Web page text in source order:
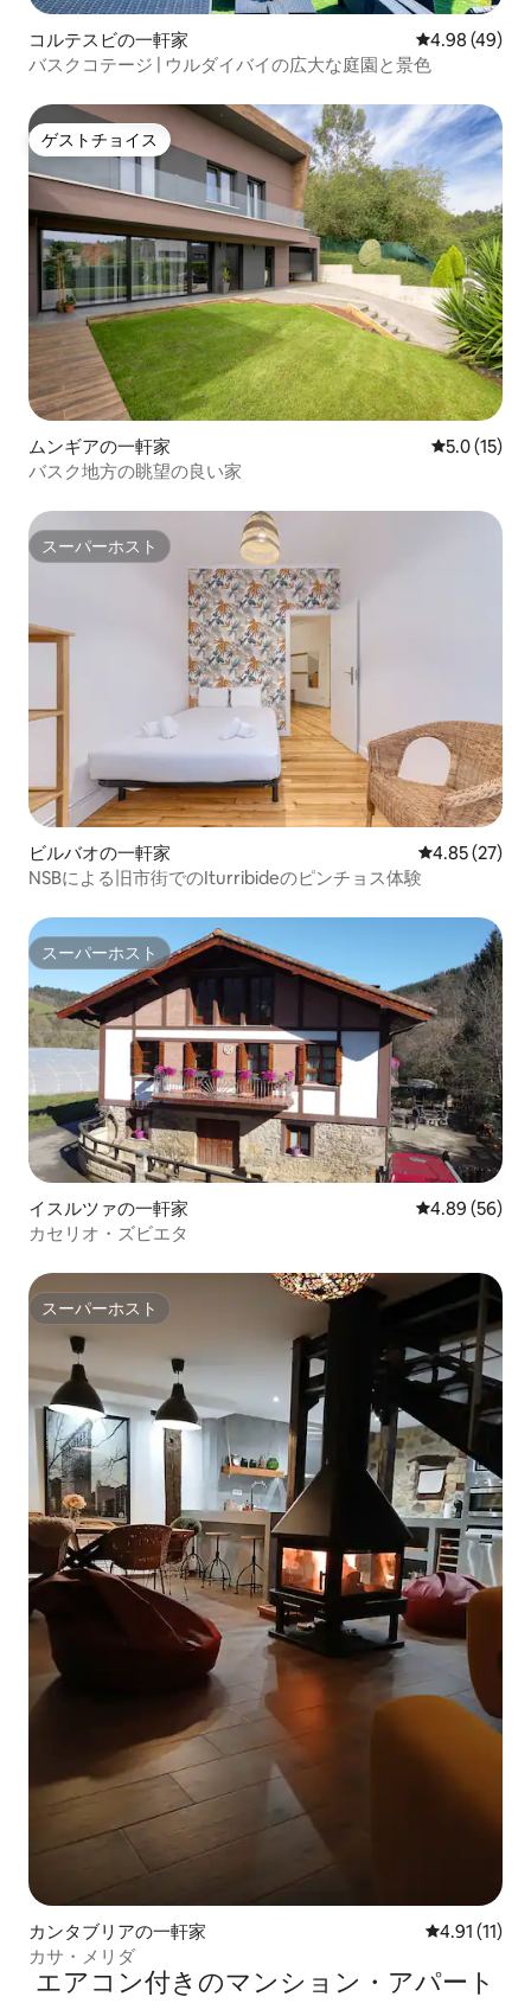
コルテスビの一軒家 レビュー49
4.98 (49)
バスクコテージ | ウルダイバイの広大な庭園と景色
ゲストチョイス
ゲストチョイス
ムンギアの一軒家 レビュー15
5.0 (15)
バスク地方の眺望の良い家
スーパーホスト
スーパーホスト
ビルバオの一軒家 レビュー27
4.85 (27)
NSBによる旧市街でのIturribideのピンチョス体験
スーパーホスト
スーパーホスト
イスルツァの一軒家 レビュー56
4.89 (56)
カセリオ・ズビエタ
スーパーホスト
スーパーホスト
カンタブリアの一軒家 レビュー11
4.91 (11)
カサ・メリダ
エアコン付きのマンション・アパート